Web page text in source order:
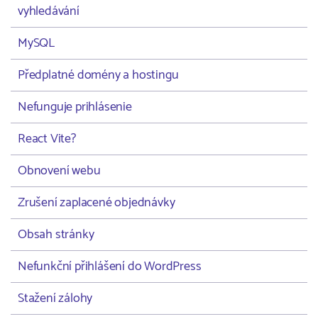
vyhledávání
MySQL
Předplatné domény a hostingu
Nefunguje prihlásenie
React Vite?
Obnovení webu
Zrušení zaplacené objednávky
Obsah stránky
Nefunkční přihlášení do WordPress
Stažení zálohy